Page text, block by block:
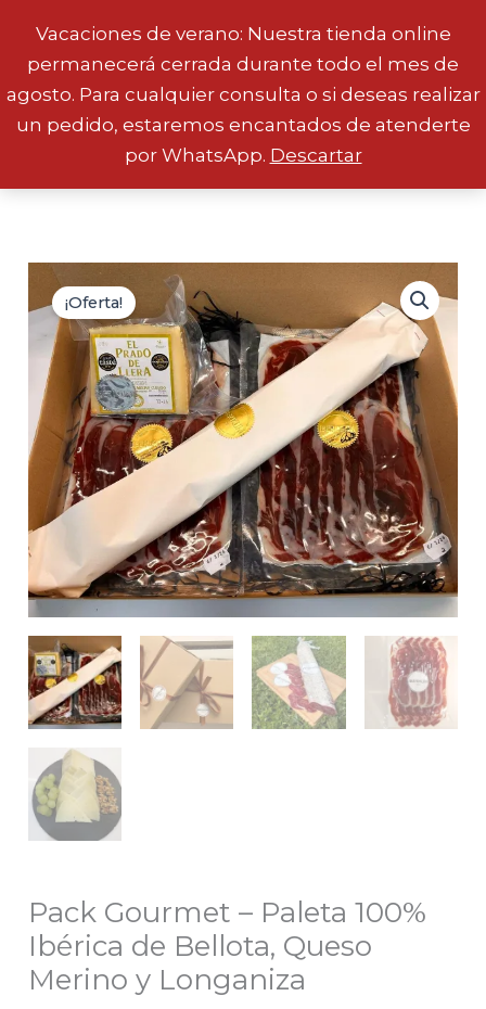
Vacaciones de verano: Nuestra tienda online
permanecerá cerrada durante todo el mes de
agosto. Para cualquier consulta o si deseas realizar
un pedido, estaremos encantados de atenderte
por WhatsApp. Descartar
al
contenido
¡Oferta!
Pack Gourmet – Paleta 100%
Ibérica de Bellota, Queso
Merino y Longaniza